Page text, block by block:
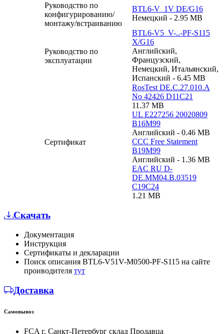
Руководство по
конфигурированию/
монтажу/встраиванию
BTL6-V_1V DE/G16
Немецкий - 2.95 MB
Руководство по
эксплуатации
BTL6-V5_V-..-PF-S115
X/G16
Английский,
Французский,
Немецкий, Итальянский,
Испанский - 6.45 MB
Сертификат
RosTest DE.C.27.010.A
No 42426 D11C21
11.37 MB
UL E227256 20020809
B16M99
Английский - 0.46 MB
CCC Free Statement
B19M99
Английский - 1.36 MB
EAC RU D-
DE.MM04.B.03519
C19C24
1.21 MB
Скачать
Документация
Инструкция
Сертификаты и декларации
Поиск описания BTL6-V51V-M0500-PF-S115 на сайте
проиводителя тут
Доставка
Самовывоз
FCA г. Санкт-Петербург склад Продавца